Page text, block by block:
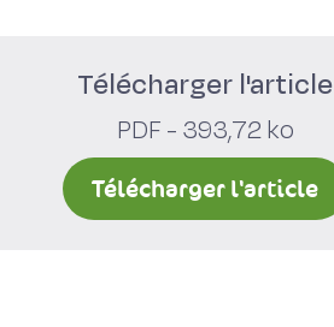
Télécharger l'article
PDF - 393,72 ko
Télécharger l'article